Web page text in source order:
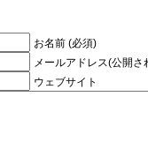
お名前 (必須)
メールアドレス(公開さ
ウェブサイト